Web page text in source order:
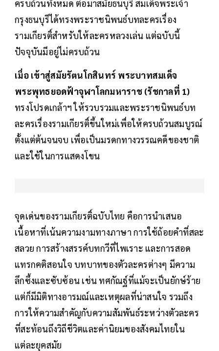
ครบถ้วนทั้งหมด ต่อมาสมัยธนบุรี สมเด็จพระเจ้า
กรุงธนบุรีได้ทรงพระราชนิพนธ์บทละครเรื่อง
รามเกียรติ์สำหรับให้ละครหลวงเล่น แต่ฉบับนี้
ปัจจุบันมีอยู่ไม่ครบถ้วน
เมื่อ เข้าสู่สมัยรัตนโกสินทร์ พระบาทสมเด็จ
พระพุทธยอดฟ้าจุฬาโลกมหาราช (รัชกาลที่ 1)
ทรงโปรดเกล้าฯ ให้รวบรวมและพระราชนิพนธ์บท
ละครเรื่องรามเกียรติ์ขึ้นใหม่เพื่อให้ครบถ้วนสมบูรณ์
ตั้งแต่ต้นจนจบ เพื่อเป็นมรดกทางวรรณคดีของชาติ
และใช้ในการแสดงโขน
จุดเด่นของรามเกียรติ์ฉบับไทย คือการนำเสนอ
เนื้อหาที่เน้นความงามทางภาษา การใช้ถ้อยคำที่สละ
สลวย การสร้างสรรค์บทกวีที่ไพเราะ และการสอด
แทรกคติสอนใจ บทบาทของตัวละครต่างๆ มีความ
ลึกซึ้งและซับซ้อน เช่น ทศกัณฐ์ที่แม้จะเป็นยักษ์ร้าย
แต่ก็มีมิติทางอารมณ์และเหตุผลที่น่าสนใจ รวมถึง
การให้ความสำคัญกับความสัมพันธ์ระหว่างตัวละคร
ที่สะท้อนถึงวิถีชีวิตและค่านิยมของสังคมไทยใน
แต่ละยุคสมัย